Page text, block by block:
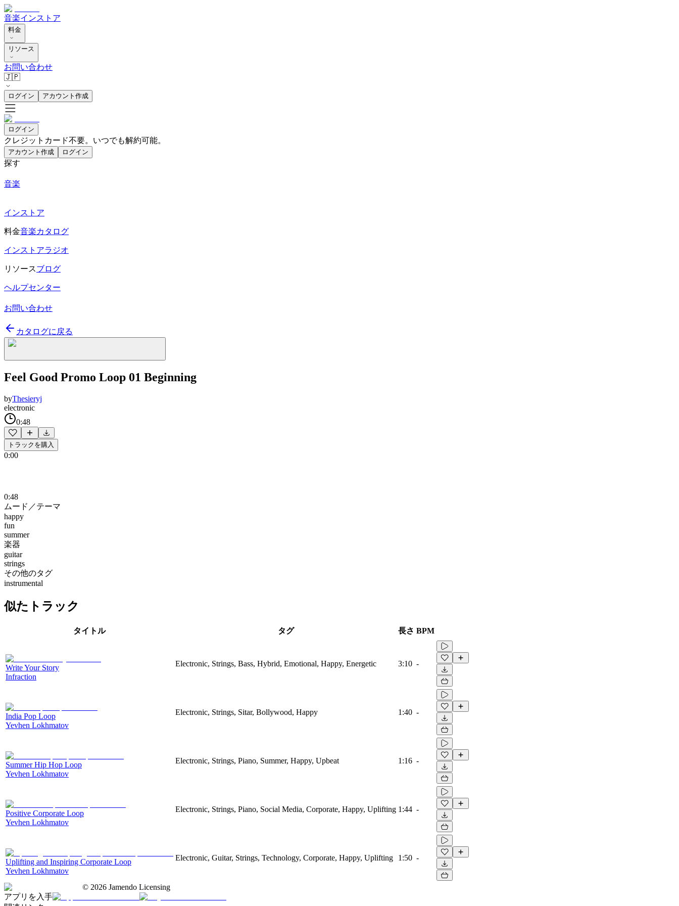
音楽インストア
料金
リソース
お問い合わせ
🇯🇵
ログイン アカウント作成
ログイン
クレジットカード不要。いつでも解約可能。
アカウント作成 ログイン
探す
音楽
インストア
料金音楽カタログ
インストアラジオ
リソースブログ
ヘルプセンター
お問い合わせ
カタログに戻る
Feel Good Promo Loop 01 Beginning
byThesieryj
electronic
0:48
トラックを購入
0:00
0:48
ムード／テーマ
happy
fun
summer
楽器
guitar
strings
その他のタグ
instrumental
似たトラック
タイトル タグ 長さ BPM
Write Your Story
Infraction
Electronic, Strings, Bass, Hybrid, Emotional, Happy, Energetic 3:10 -
India Pop Loop
Yevhen Lokhmatov
Electronic, Strings, Sitar, Bollywood, Happy 1:40 -
Summer Hip Hop Loop
Yevhen Lokhmatov
Electronic, Strings, Piano, Summer, Happy, Upbeat 1:16 -
Positive Corporate Loop
Yevhen Lokhmatov
Electronic, Strings, Piano, Social Media, Corporate, Happy, Uplifting 1:44 -
Uplifting and Inspiring Corporate Loop
Yevhen Lokhmatov
Electronic, Guitar, Strings, Technology, Corporate, Happy, Uplifting 1:50 -
© 2026 Jamendo Licensing
アプリを入手